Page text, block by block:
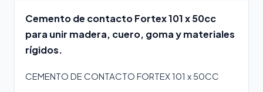
Cemento de contacto Fortex 101 x 50cc
para unir madera, cuero, goma y materiales
rígidos.
CEMENTO DE CONTACTO FORTEX 101 x 50CC